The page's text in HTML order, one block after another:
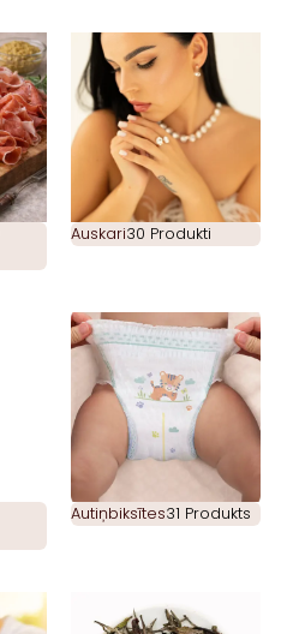
Auskari30 Produkti
Autiņbiksītes31 Produkts